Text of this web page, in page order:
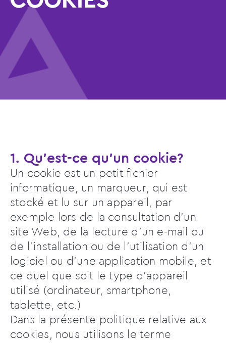
1. Qu’est-ce qu’un cookie?
Un cookie est un petit fichier
informatique, un marqueur, qui est
stocké et lu sur un appareil, par
exemple lors de la consultation d’un
site Web, de la lecture d’un e-mail ou
de l’installation ou de l’utilisation d’un
logiciel ou d’une application mobile, et
ce quel que soit le type d’appareil
utilisé (ordinateur, smartphone,
tablette, etc.)
Dans la présente politique relative aux
cookies, nous utilisons le terme